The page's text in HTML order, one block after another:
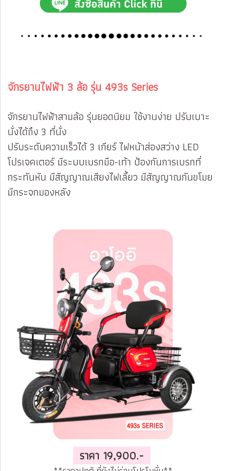
จักรยานไฟฟ้า 3 ล้อ รุ่น 493s Series
จักรยานไฟฟ้าสามล้อ รุ่นยอดนิยม ใช้งานง่าย ปรับเบาะ
นั่งได้ถึง 3 ที่นั่ง
ปรับระดับความเร็วได้ 3 เกียร์ ไฟหน้าส่องสว่าง LED
โปรเจคเตอร์ มีระบบเบรกมือ-เท้า ป้องกันการเบรกที่
กระทันหัน มีสัญญาณเสียงไฟเลี้ยว มีสัญญาณกันขโมย
มีกระจกมองหลัง
ราคา 19,900.-